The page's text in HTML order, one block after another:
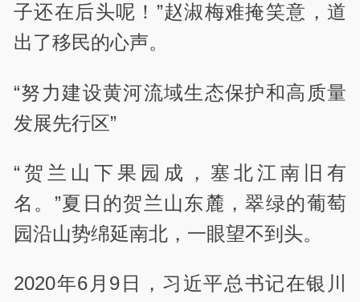
子还在后头呢！”赵淑梅难掩笑意，道
出了移民的心声。
“努力建设黄河流域生态保护和高质量
发展先行区”
“贺兰山下果园成，塞北江南旧有
名。”夏日的贺兰山东麓，翠绿的葡萄
园沿山势绵延南北，一眼望不到头。
2020年6月9日，习近平总书记在银川